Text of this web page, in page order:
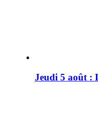
Jeudi 5 août :